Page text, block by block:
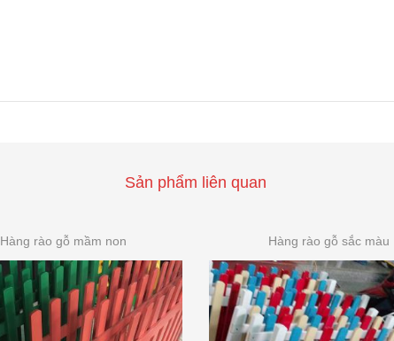
Sản phẩm liên quan
Hàng rào gỗ mầm non Hàng rào gỗ sắc màu